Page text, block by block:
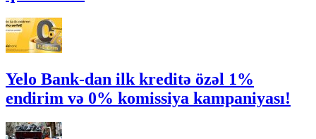
Yelo Bank-dan ilk kreditə özəl 1%
endirim və 0% komissiya kampaniyası!